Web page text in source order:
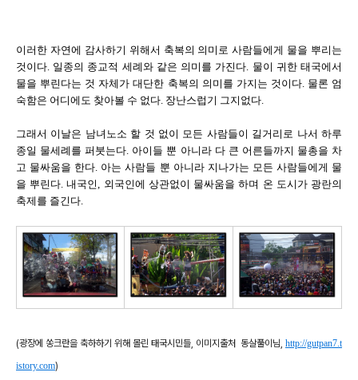
이러한 자연에 감사하기 위해서 축복의 의미로 사람들에게 물을 뿌리는
것이다. 일종의 종교적 세례와 같은 의미를 가진다. 물이 귀한 태국에서
물을 뿌린다는 것 자체가 대단한 축복의 의미를 가지는 것이다. 물론 엄
숙함은 어디에도 찾아볼 수 없다. 장난스럽기 그지없다.
그래서 이날은 남녀노소 할 것 없이 모든 사람들이 길거리로 나서 하루
종일 물세례를 퍼붓는다. 아이들 뿐 아니라 다 큰 어른들까지 물총을 차
고 물싸움을 한다. 아는 사람들 뿐 아니라 지나가는 모든 사람들에게 물
을 뿌린다. 내국인, 외국인에 상관없이 물싸움을 하며 온 도시가 광란의
축제를 즐긴다.
(광장에 쏭크란을 축하하기 위해 몰린 태국시민들, 이미지출처 동살풀이님, http://gutpan7.t
istory.com)